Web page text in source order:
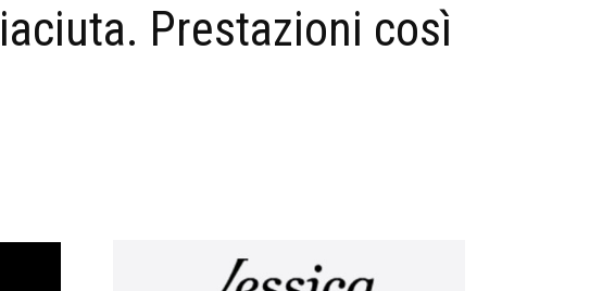
Prestazioni così